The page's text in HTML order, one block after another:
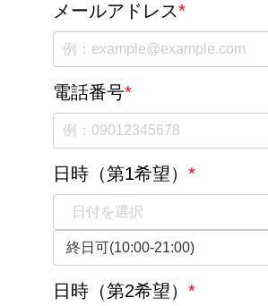
メールアドレス*
電話番号*
日時（第1希望）*
日時（第2希望）*